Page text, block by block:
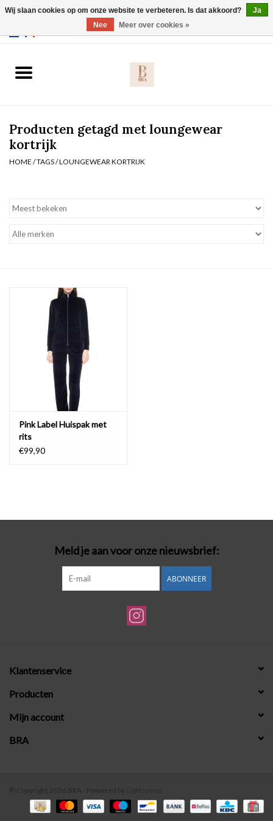
Slip
Body
Solden
Lingerie-accessoires
Cadeaubonnen
Producten getagd met loungewear
kortrijk
HOME /TAGS/LOUNGEWEAR KORTRIJK
Pink Label Huispak met
rits
€99,90
Meld je aan voor onze nieuwsbrief:
ABONNEER
Klantenservice
Producten
Mijn account
BRA
© Copyright 2026 BRA - Powered by
Wij slaan cookies op om onze website te verbeteren. Is dat akkoord?
Ja
Nee
Meer over cookies »
Webshop werkt met EU maten. .